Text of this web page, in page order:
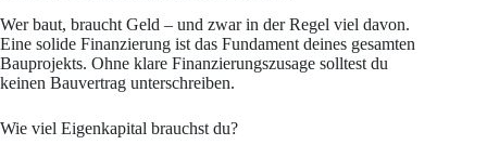
Wer baut, braucht Geld – und zwar in der Regel viel davon.
Eine solide Finanzierung ist das Fundament deines gesamten
Bauprojekts. Ohne klare Finanzierungszusage solltest du
keinen Bauvertrag unterschreiben.
Wie viel Eigenkapital brauchst du?